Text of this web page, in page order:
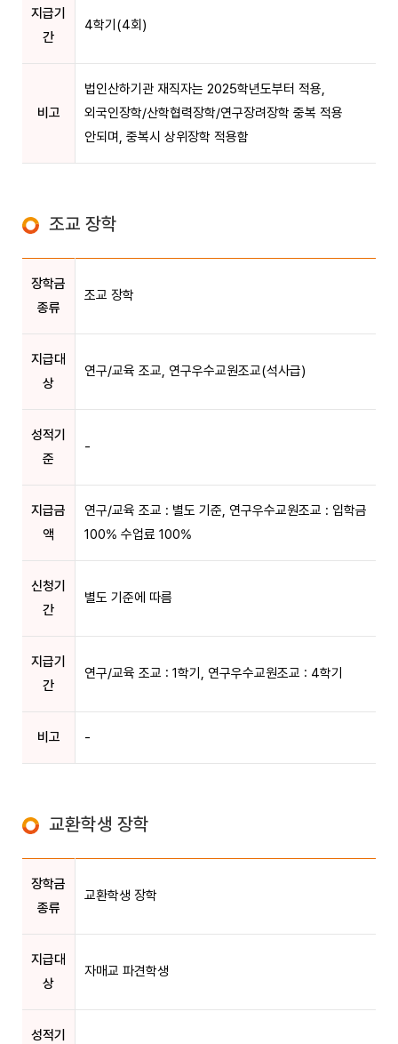
지급기
간
4학기(4회)
비고
법인산하기관 재직자는 2025학년도부터 적용,
외국인장학/산학협력장학/연구장려장학 중복 적용
안되며, 중복시 상위장학 적용함
조교 장학
장학금
종류
조교 장학
지급대
상
연구/교육 조교, 연구우수교원조교(석사급)
성적기
준
-
지급금
액
연구/교육 조교 : 별도 기준, 연구우수교원조교 : 입학금
100% 수업료 100%
신청기
간
별도 기준에 따름
지급기
간
연구/교육 조교 : 1학기, 연구우수교원조교 : 4학기
비고 -
교환학생 장학
장학금
종류
교환학생 장학
지급대
상
자매교 파견학생
성적기